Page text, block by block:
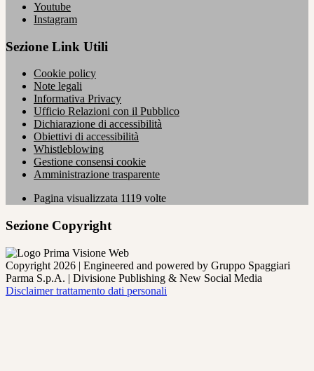
Youtube
Instagram
Sezione Link Utili
Cookie policy
Note legali
Informativa Privacy
Ufficio Relazioni con il Pubblico
Dichiarazione di accessibilità
Obiettivi di accessibilità
Whistleblowing
Gestione consensi cookie
Amministrazione trasparente
Pagina visualizzata 1119 volte
Sezione Copyright
Copyright 2026 | Engineered and powered by Gruppo Spaggiari
Parma S.p.A. | Divisione Publishing & New Social Media
Disclaimer trattamento dati personali